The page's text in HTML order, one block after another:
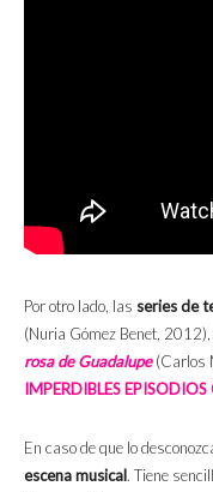
Por otro lado, las series de
(Nuria Gómez Benet, 2012),
rosa de Guadalupe(Carlos
IMPERDIBLES EPISODIOS
En caso de que lo
escena musical. Tiene